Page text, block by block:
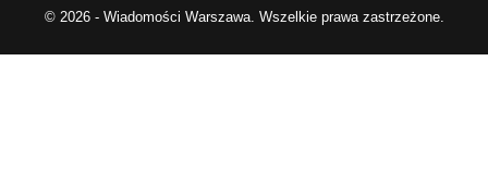
© 2026 - Wiadomości Warszawa. Wszelkie prawa zastrzeżone.